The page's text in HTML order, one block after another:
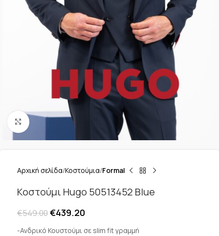
Κλικ για μεγέθυνση
Αρχική σελίδα Κοστούμια Formal
Κοστούμι Hugo 50513452 Blue
€549.00€439.20
-Ανδρικό Κουστούμι σε slim fit γραμμή